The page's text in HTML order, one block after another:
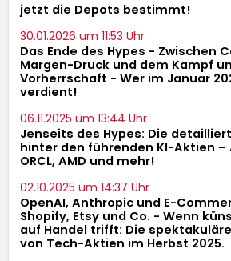
jetzt die Depots bestimmt!
30.01.2026 um 11:53 Uhr
Das Ende des Hypes - Zwischen
Margen-Druck und dem Kampf
Vorherrschaft - Wer im Januar
verdient!
06.11.2025 um 13:44 Uhr
Jenseits des Hypes: Die
hinter den führenden KI-Aktien –
ORCL, AMD und mehr!
02.10.2025 um 14:37 Uhr
OpenAI, Anthropic und E-
Shopify, Etsy und Co. - Wenn
auf Handel trifft: Die
von Tech-Aktien im Herbst 2025.